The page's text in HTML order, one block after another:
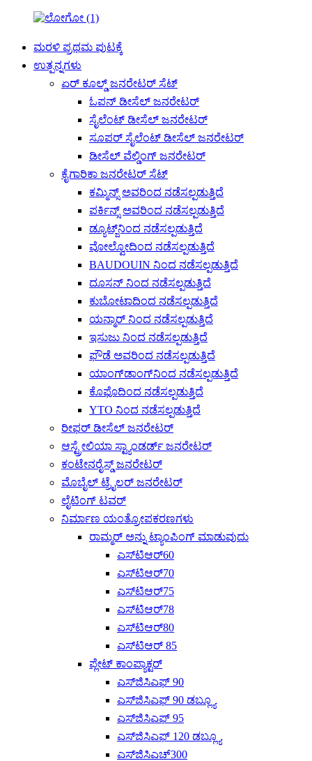
ಮರಳಿ ಪ್ರಥಮ ಪುಟಕ್ಕೆ
ಉತ್ಪನ್ನಗಳು
ಏರ್ ಕೂಲ್ಡ್ ಜನರೇಟರ್ ಸೆಟ್
ಓಪನ್ ಡೀಸೆಲ್ ಜನರೇಟರ್
ಸೈಲೆಂಟ್ ಡೀಸೆಲ್ ಜನರೇಟರ್
ಸೂಪರ್ ಸೈಲೆಂಟ್ ಡೀಸೆಲ್ ಜನರೇಟರ್
ಡೀಸೆಲ್ ವೆಲ್ಡಿಂಗ್ ಜನರೇಟರ್
ಕೈಗಾರಿಕಾ ಜನರೇಟರ್ ಸೆಟ್
ಕಮ್ಮಿನ್ಸ್ ಅವರಿಂದ ನಡೆಸಲ್ಪಡುತ್ತಿದೆ
ಪರ್ಕಿನ್ಸ್ ಅವರಿಂದ ನಡೆಸಲ್ಪಡುತ್ತಿದೆ
ಡ್ಯೂಟ್ಜ್‌ನಿಂದ ನಡೆಸಲ್ಪಡುತ್ತಿದೆ
ವೋಲ್ವೋದಿಂದ ನಡೆಸಲ್ಪಡುತ್ತಿದೆ
BAUDOUIN ನಿಂದ ನಡೆಸಲ್ಪಡುತ್ತಿದೆ
ದೂಸನ್ ನಿಂದ ನಡೆಸಲ್ಪಡುತ್ತಿದೆ
ಕುಬೋಟಾದಿಂದ ನಡೆಸಲ್ಪಡುತ್ತಿದೆ
ಯನ್ಮಾರ್ ನಿಂದ ನಡೆಸಲ್ಪಡುತ್ತಿದೆ
ಇಸುಜು ನಿಂದ ನಡೆಸಲ್ಪಡುತ್ತಿದೆ
ಫೌಡೆ ಅವರಿಂದ ನಡೆಸಲ್ಪಡುತ್ತಿದೆ
ಯಾಂಗ್‌ಡಾಂಗ್‌ನಿಂದ ನಡೆಸಲ್ಪಡುತ್ತಿದೆ
ಕೊಫೊದಿಂದ ನಡೆಸಲ್ಪಡುತ್ತಿದೆ
YTO ನಿಂದ ನಡೆಸಲ್ಪಡುತ್ತಿದೆ
ರೀಫರ್ ಡೀಸೆಲ್ ಜನರೇಟರ್
ಆಸ್ಟ್ರೇಲಿಯಾ ಸ್ಟ್ಯಾಂಡರ್ಡ್ ಜನರೇಟರ್
ಕಂಟೇನರೈಸ್ಡ್ ಜನರೇಟರ್
ಮೊಬೈಲ್ ಟ್ರೈಲರ್ ಜನರೇಟರ್
ಲೈಟಿಂಗ್ ಟವರ್
ನಿರ್ಮಾಣ ಯಂತ್ರೋಪಕರಣಗಳು
ರಾಮ್ಮರ್ ಅನ್ನು ಟ್ಯಾಂಪಿಂಗ್ ಮಾಡುವುದು
ಎಸ್‌ಟಿಆರ್60
ಎಸ್‌ಟಿಆರ್70
ಎಸ್‌ಟಿಆರ್75
ಎಸ್‌ಟಿಆರ್78
ಎಸ್‌ಟಿಆರ್80
ಎಸ್‌ಟಿಆರ್ 85
ಪ್ಲೇಟ್ ಕಾಂಪ್ಯಾಕ್ಟರ್
ಎಸ್‌ಜಿಸಿಎಫ್ 90
ಎಸ್‌ಜಿಸಿಎಫ್ 90 ಡಬ್ಲ್ಯೂ
ಎಸ್‌ಜಿಸಿಎಫ್ 95
ಎಸ್‌ಜಿಸಿಎಫ್ 120 ಡಬ್ಲ್ಯೂ
ಎಸ್‌ಜಿಸಿಎಚ್300